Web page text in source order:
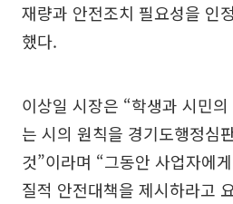
재량과 안전조치 필요성을 인
했다.
이상일 시장은 “학생과 시민
는 시의 원칙을 경기도행정심
것”이라며 “그동안 사업자에
질적 안전대책을 제시하라고